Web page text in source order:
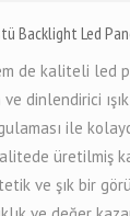
Backlight Led
de kaliteli led
dinlendirici ışık
ile
üretilmiş
ve şık bir